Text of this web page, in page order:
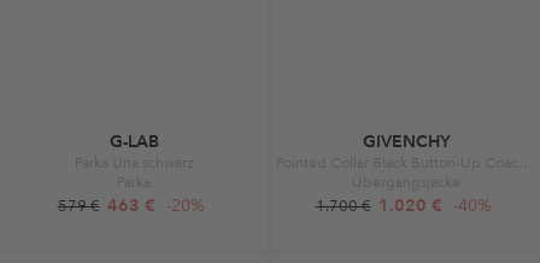
G-LAB
Parka Una schwarz
Parka
579 € 463 € -20%
GIVENCHY
Übergangsjacke
1.700 € 1.020 € -40%